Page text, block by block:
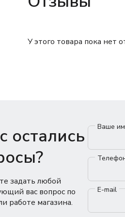
У этого товара пока нет
остались
задать любой
вас вопрос по
работе магазина.
Ваше
E-mail